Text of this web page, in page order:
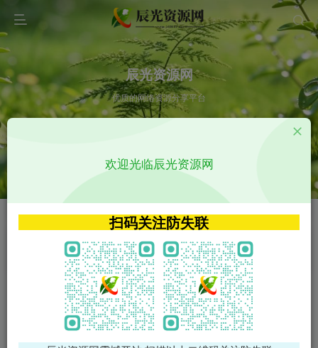
辰光资源网
优质的网络资源分享平台
VIP特权介绍 APP源码
VIP特权介绍
火
VIP特权介绍
影视源码
影视源码
欢迎光临辰光资源网
扫码关注防失联